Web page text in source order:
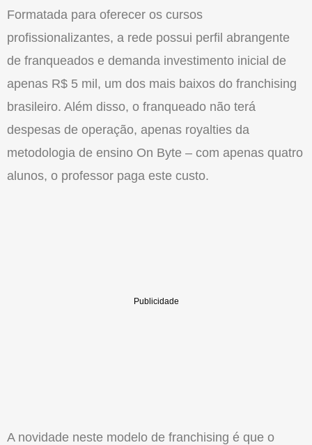
Formatada para oferecer os cursos
profissionalizantes, a rede possui perfil abrangente
de franqueados e demanda investimento inicial de
apenas R$ 5 mil, um dos mais baixos do franchising
brasileiro. Além disso, o franqueado não terá
despesas de operação, apenas royalties da
metodologia de ensino On Byte – com apenas quatro
alunos, o professor paga este custo.
A novidade neste modelo de franchising é que o